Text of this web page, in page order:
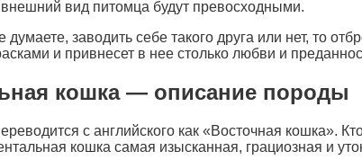
вид питомца будут превосходными.
заводить себе такого друга или нет, то
и привнесет в нее столько любви и
кошка — описание породы
с английского как «Восточная кошка».
кошка самая изысканная, грациозная и